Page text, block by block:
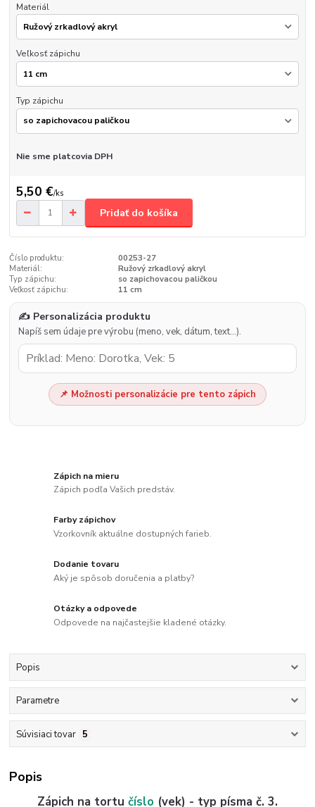
Materiál
Veľkosť zápichu
Typ zápichu
Nie sme platcovia DPH
5,50 €/ks
Pridať do košíka
Číslo produktu:
00253-27
Materiál:
Ružový zrkadlový akryl
Typ zápichu:
so zapichovacou paličkou
Veľkosť zápichu:
11 cm
✍️ Personalizácia produktu
Napíš sem údaje pre výrobu (meno, vek, dátum, text…).
📌 Možnosti personalizácie pre tento zápich
Zápich na mieru
Zápich podľa Vašich predstáv.
Farby zápichov
Vzorkovník aktuálne dostupných farieb.
Dodanie tovaru
Aký je spôsob doručenia a platby?
Otázky a odpovede
Odpovede na najčastejšie kladené otázky.
Popis
Parametre
Súvisiaci tovar 5
Popis
Zápich na tortu číslo (vek) - typ písma č. 3.